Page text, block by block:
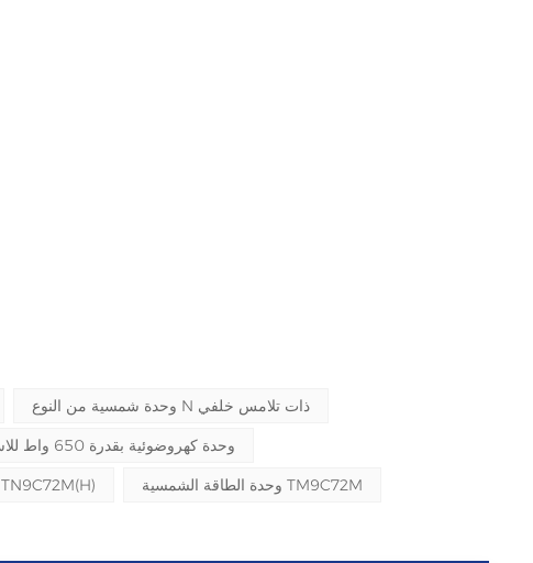
وحدة شمسية من النوع N ذات تلامس خلفي
وحدة كهروضوئية بقدرة 650 واط للاستخدام على نطاق المرافق
لوحة شمسية TN9C72M(H)
وحدة الطاقة الشمسية TM9C72M